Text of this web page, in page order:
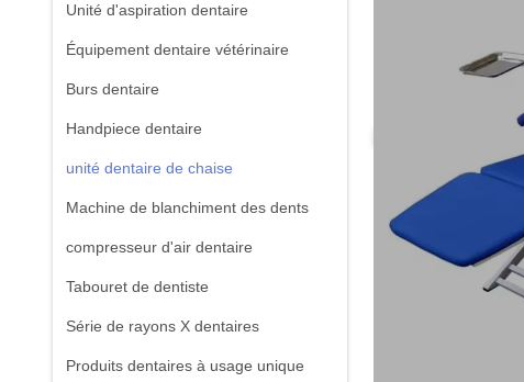
Unité d'aspiration dentaire
Équipement dentaire vétérinaire
Burs dentaire
Handpiece dentaire
unité dentaire de chaise
Machine de blanchiment des dents
compresseur d'air dentaire
Tabouret de dentiste
Série de rayons X dentaires
Produits dentaires à usage unique